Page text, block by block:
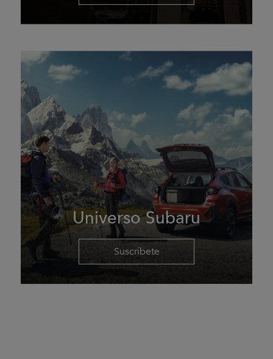
Universo Subaru
Suscríbete